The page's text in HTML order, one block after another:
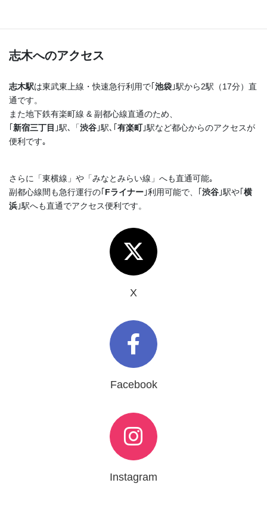
志木へのアクセス
志木駅は東武東上線・快速急行利用で｢ 池袋 ｣駅から2駅（17分）直
通です。
また地下鉄有楽町線 & 副都心線直通のため、
新宿三丁目 ｣駅､「渋谷 ｣駅､｢ 有楽町｣駅など都心からのアクセスが
便利です｡
さらに「東横線」や「みなとみらい線」へも直通可能｡
副都心線間も急行運行の｢ Fライナー ｣利用可能で、｢ 渋谷 ｣駅や｢ 横
浜 ｣駅へも直通でアクセス便利です。
X
Facebook
Instagram